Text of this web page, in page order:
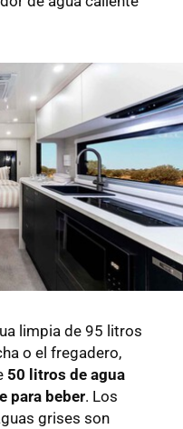
limpia de 95 litros
o el fregadero,
50 litros de agua
para beber. Los
grises son